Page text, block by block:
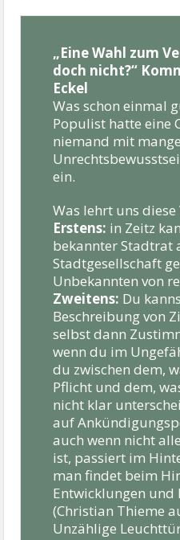
„Eine Wahl zum
doch nicht?“
Eckel
Was schon einmal
Populist hatte eine
niemand mit
ein.
Was lehrt uns diese
Erstens: in Zeitz
bekannter Stadtrat
Stadtgesellschaft
Unbekannten von
Zweitens: Du
Beschreibung von
selbst dann
wenn du im
du zwischen dem,
Pflicht und dem,
nicht klar
auf
auch wenn nicht
ist, passiert im
man findet beim
Entwicklungen und
(Christian Thieme
Unzählige